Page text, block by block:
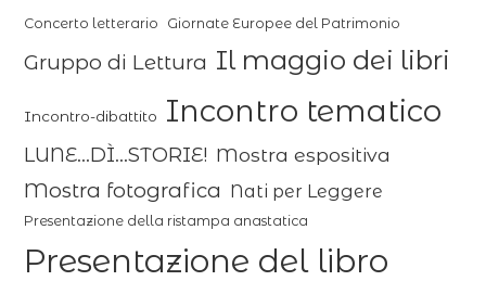
Concerto letterario Giornate Europee del Patrimonio
Gruppo di Lettura Il maggio dei libri
Incontro-dibattito Incontro tematico
LUNE...DÌ...STORIE! Mostra espositiva
Mostra fotografica Nati per Leggere
Presentazione della ristampa anastatica
Presentazione del libro